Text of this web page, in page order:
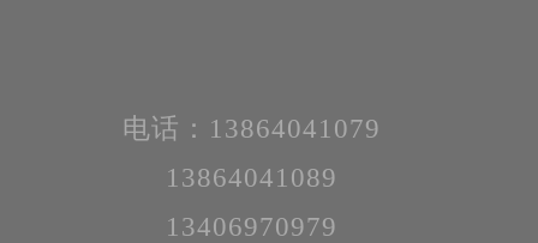
电话：13864041079
13864041089
13406970979